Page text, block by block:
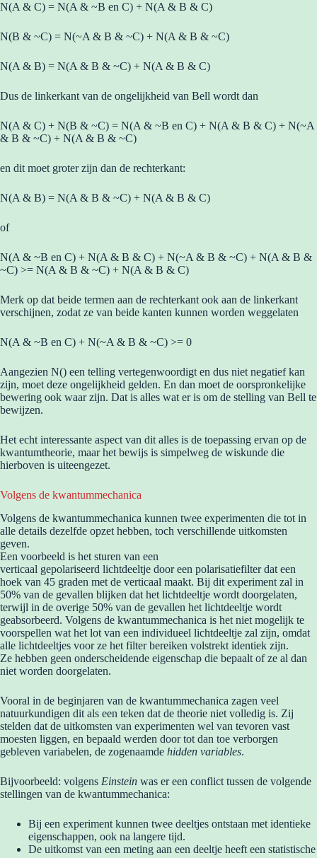
N(A & C) = N(A & ~B en C) + N(A & B & C)
N(B & ~C) = N(~A & B & ~C) + N(A & B & ~C)
N(A & B) = N(A & B & ~C) + N(A & B & C)
Dus de linkerkant van de ongelijkheid van Bell wordt dan
N(A & C) + N(B & ~C) = N(A & ~B en C) + N(A & B & C) + N(~A
& B & ~C) + N(A & B & ~C)
en dit moet groter zijn dan de rechterkant:
N(A & B) = N(A & B & ~C) + N(A & B & C)
of
N(A & ~B en C) + N(A & B & C) + N(~A & B & ~C) + N(A & B &
~C) >= N(A & B & ~C) + N(A & B & C)
Merk op dat beide termen aan de rechterkant ook aan de linkerkant
verschijnen, zodat ze van beide kanten kunnen worden weggelaten
N(A & ~B en C) + N(~A & B & ~C) >= 0
Aangezien N() een telling vertegenwoordigt en dus niet negatief kan
zijn, moet deze ongelijkheid gelden. En dan moet de oorspronkelijke
bewering ook waar zijn. Dat is alles wat er is om de stelling van Bell te
bewijzen.
Het echt interessante aspect van dit alles is de toepassing ervan op de
kwantumtheorie, maar het bewijs is simpelweg de wiskunde die
hierboven is uiteengezet.
Volgens de kwantummechanica
Volgens de kwantummechanica kunnen twee experimenten die tot in
alle details dezelfde opzet hebben, toch verschillende uitkomsten
geven.
Een voorbeeld is het sturen van een
verticaal gepolariseerd lichtdeeltje door een polarisatiefilter dat een
hoek van 45 graden met de verticaal maakt. Bij dit experiment zal in
50% van de gevallen blijken dat het lichtdeeltje wordt doorgelaten,
terwijl in de overige 50% van de gevallen het lichtdeeltje wordt
geabsorbeerd. Volgens de kwantummechanica is het niet mogelijk te
voorspellen wat het lot van een individueel lichtdeeltje zal zijn, omdat
alle lichtdeeltjes voor ze het filter bereiken volstrekt identiek zijn.
Ze hebben geen onderscheidende eigenschap die bepaalt of ze al dan
niet worden doorgelaten.
Vooral in de beginjaren van de kwantummechanica zagen veel
natuurkundigen dit als een teken dat de theorie niet volledig is. Zij
stelden dat de uitkomsten van experimenten wel van tevoren vast
moesten liggen, en bepaald werden door tot dan toe verborgen
gebleven variabelen, de zogenaamde hidden variables.
Bijvoorbeeld: volgens Einstein was er een conflict tussen de volgende
stellingen van de kwantummechanica:
Bij een experiment kunnen twee deeltjes ontstaan met identieke
eigenschappen, ook na langere tijd.
De uitkomst van een meting aan een deeltje heeft een statistische